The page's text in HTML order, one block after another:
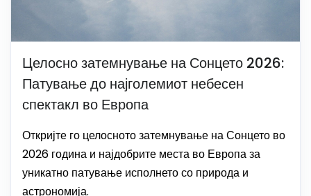
Целосно затемнување на Сонцето 2026:
Патување до најголемиот небесен
спектакл во Европа
Откријте го целосното затемнување на Сонцето во
2026 година и најдобрите места во Европа за
уникатно патување исполнето со природа и
астрономија.